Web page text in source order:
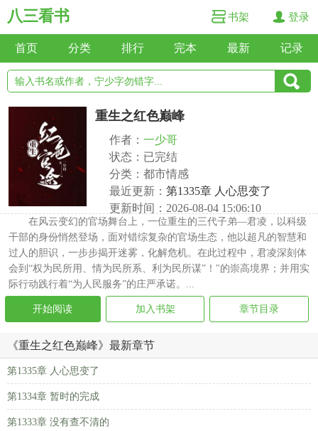
八三看书 书架 登录
首页 分类 排行 完本 最新 记录
重生之红色巅峰
作者： 一少哥
状态：已完结
分类：都市情感
最近更新： 第1335章 人心思变了
更新时间：2026-08-04 15:06:10
在风云变幻的官场舞台上，一位重生的三代子弟—君凌，以科级
干部的身份悄然登场，面对错综复杂的官场生态，他以超凡的智慧和
过人的胆识，一步步揭开迷雾，化解危机。在此过程中，君凌深刻体
会到“权为民所用、情为民所系、利为民所谋”！"的崇高境界；并用实
际行动践行着“为人民服务”的庄严承诺。...
开始阅读 加入书架 章节目录
《重生之红色巅峰》最新章节
第1335章 人心思变了
第1334章 暂时的完成
第1333章 没有查不清的